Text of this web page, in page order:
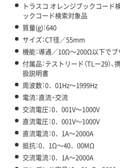
トラスコ オレンジブックコード
ックコード検索対象品
質量(g)：640
サイズ：CT径／55mm
機能：導通／10Ω～200Ω以下で
付属品：テストリード（TLー29）、
扱説明書
周波数：0．01Hz～1999Hz
電流：直流・交流
交流電圧：0．001V～1000V
直流電圧：0．001V～1000V
直流電流：0．1A～2000A
抵抗：0．1Ω～40．00MΩ
交流電流：0．1A～2000A